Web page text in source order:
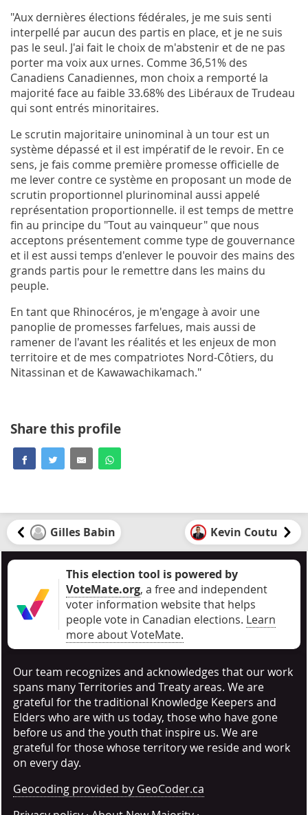
"Aux dernières élections fédérales, je me suis senti
interpellé par aucun des partis en place, et je ne suis
pas le seul. J'ai fait le choix de m'abstenir et de ne pas
porter ma voix aux urnes. Comme 36,51% des
Canadiens Canadiennes, mon choix a remporté la
majorité face au faible 33.68% des Libéraux de Trudeau
qui sont entrés minoritaires.
Le scrutin majoritaire uninominal à un tour est un
système dépassé et il est impératif de le revoir. En ce
sens, je fais comme première promesse officielle de
me lever contre ce système en proposant un mode de
scrutin proportionnel plurinominal aussi appelé
représentation proportionnelle. il est temps de mettre
fin au principe du "Tout au vainqueur" que nous
acceptons présentement comme type de gouvernance
et il est aussi temps d'enlever le pouvoir des mains des
grands partis pour le remettre dans les mains du
peuple.
En tant que Rhinocéros, je m'engage à avoir une
panoplie de promesses farfelues, mais aussi de
ramener de l'avant les réalités et les enjeux de mon
territoire et de mes compatriotes Nord-Côtiers, du
Nitassinan et de Kawawachikamach."
Share this profile
Gilles Babin Kevin Coutu
This election tool is powered by
VoteMate.org, a free and independent
voter information website that helps
people vote in Canadian elections. Learn
more about VoteMate.
Our team recognizes and acknowledges that our work
spans many Territories and Treaty areas. We are
grateful for the traditional Knowledge Keepers and
Elders who are with us today, those who have gone
before us and the youth that inspire us. We are
grateful for those whose territory we reside and work
on every day.
Geocoding provided by GeoCoder.ca